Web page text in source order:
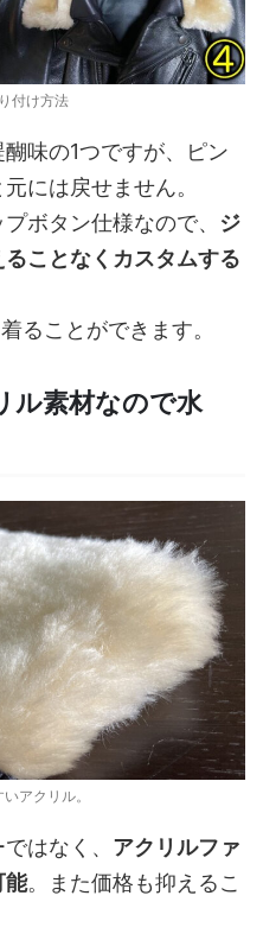
付け方法
味の1つですが、ピン
には戻せません。
ボタン仕様なので、 ジ
ことなくカスタムする
ることができます。
素材なので水
アクリル。
はなく、 アクリルファ
能。また価格も抑えるこ